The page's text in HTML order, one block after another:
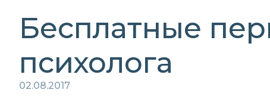
Бесплатные
психолога
02.08.2017